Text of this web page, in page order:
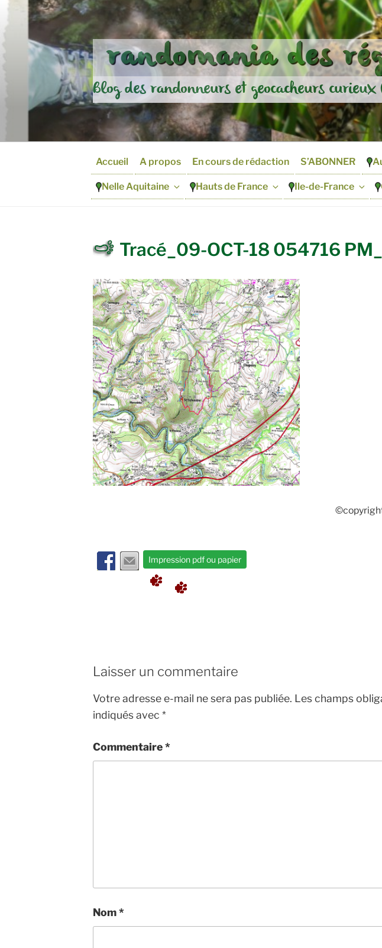
au
contenu
principal
randomania des
Blog des randonneurs et geocacheurs curieux
Accueil A propos En cours de rédaction S’ABONNER
Nelle Aquitaine Hauts de France Ile-de-France
Tracé_09-OCT-18 054716
Impression pdf ou papier
Laisser un commentaire
Votre adresse e-mail ne sera pas publiée. Les champs
indiqués avec*
Commentaire*
Nom*